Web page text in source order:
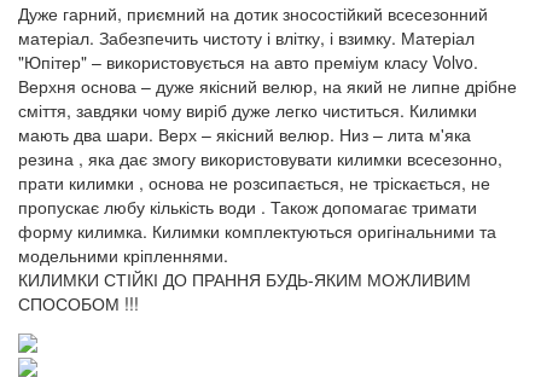
Дуже гарний, приємний на дотик зносостійкий всесезонний
матеріал. Забезпечить чистоту і влітку, і взимку. Матеріал
"Юпітер" – використовується на авто преміум класу Volvo.
Верхня основа – дуже якісний велюр, на який не липне дрібне
сміття, завдяки чому виріб дуже легко чиститься. Килимки
мають два шари. Верх – якісний велюр. Низ – лита м'яка
резина , яка дає змогу використовувати килимки всесезонно,
прати килимки , основа не розсипається, не тріскається, не
пропускає любу кількість води . Також допомагає тримати
форму килимка. Килимки комплектуються оригінальними та
модельними кріпленнями.
КИЛИМКИ СТІЙКІ ДО ПРАННЯ БУДЬ-ЯКИМ МОЖЛИВИМ
СПОСОБОМ !!!